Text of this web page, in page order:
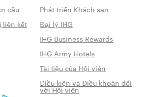
cầu
Phát triển Khách sạn
liên kết
Đại lý IHG
IHG Business Rewards
IHG Army Hotels
Tài liệu của Hội viên
Điều kiện và Điều khoản đối
với Hội viên